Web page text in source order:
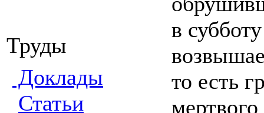
Труды
Доклады
Статьи
в
то есть